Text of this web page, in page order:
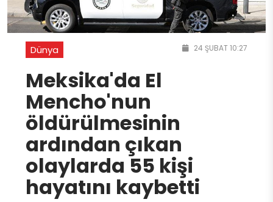
Dünya 24 ŞUBAT 10:27
Meksika'da El
Mencho'nun
öldürülmesinin
ardından çıkan
olaylarda 55 kişi
hayatını kaybetti